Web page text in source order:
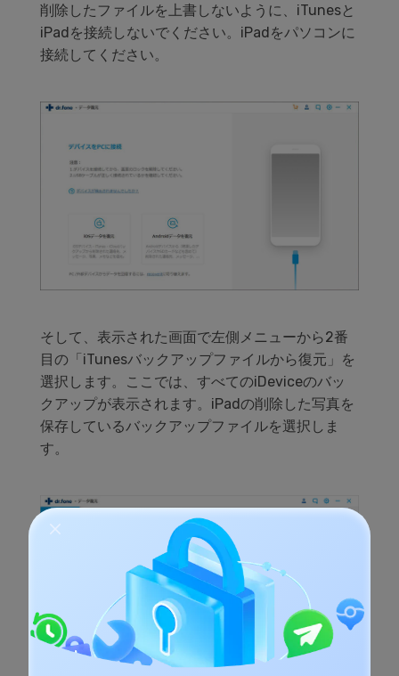
削除したファイルを上書しないように、iTunesと
iPadを接続しないでください。iPadをパソコンに
接続してください。
そして、表示された画面で左側メニューから2番
目の「iTunesバックアップファイルから復元」を
選択します。ここでは、すべてのiDeviceのバッ
クアップが表示されます。iPadの削除した写真を
保存しているバックアップファイルを選択しま
す。